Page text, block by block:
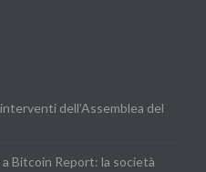
dell’Assemblea del
a Bitcoin Report: la società